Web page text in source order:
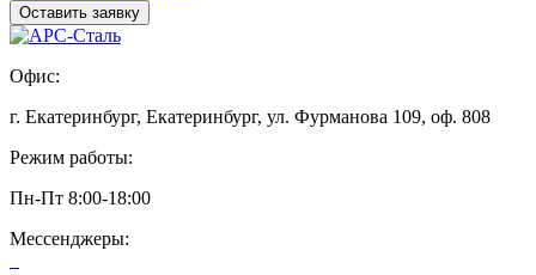
Офис:
г. Екатеринбург, Екатеринбург, ул. Фурманова 109, оф. 808
Режим работы:
Пн-Пт 8:00-18:00
Мессенджеры: